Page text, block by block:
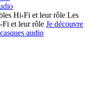
Les
Fi et leur rôle Je découvre
audio